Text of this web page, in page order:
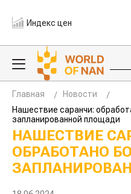
Индекс цен
Главная
Новости
Нашествие саранчи:
запланированной площади
НАШЕСТВИЕ
ОБРАБОТАНО